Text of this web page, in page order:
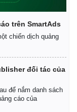
trên SmartAds
chiến dịch quảng
đối tác của
để nắm danh sách
cáo của